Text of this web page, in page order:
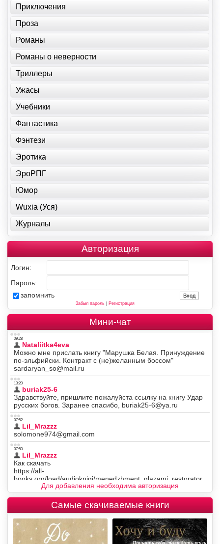
Приключения
Проза
Романы
Романы о неверности
Триллеры
Ужасы
Учебники
Фантастика
Фэнтези
Эротика
ЭроРПГ
Юмор
Wuxia (Уся)
Журналы
Авторизация
Логин:
Пароль:
запомнить
Забыл пароль| Регистрация
Мини-чат
Для добавления необходима авторизация
Самые скачиваемые книги